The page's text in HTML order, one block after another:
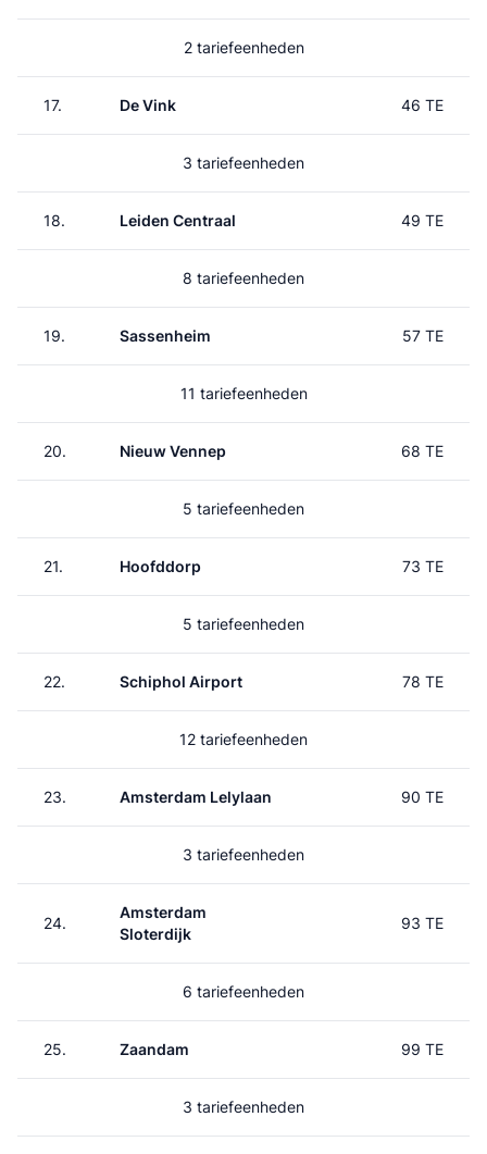
2 tariefeenheden
17. De Vink 46 TE
3 tariefeenheden
18. Leiden Centraal 49 TE
8 tariefeenheden
19. Sassenheim 57 TE
11 tariefeenheden
20. Nieuw Vennep 68 TE
5 tariefeenheden
21. Hoofddorp 73 TE
5 tariefeenheden
22. Schiphol Airport 78 TE
12 tariefeenheden
23. Amsterdam Lelylaan 90 TE
3 tariefeenheden
24.
Amsterdam
Sloterdijk
93 TE
6 tariefeenheden
25. Zaandam 99 TE
3 tariefeenheden